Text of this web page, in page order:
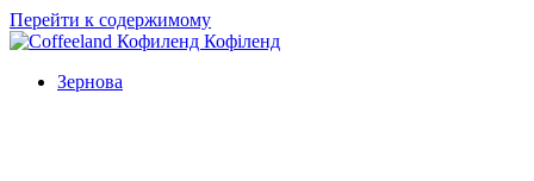
Перейти к содержимому
Зернова